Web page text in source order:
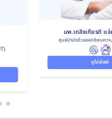
นพ.เถลิงเกียรติ แ
ศูนย์บำบัดด้วยออกซิเจนควา
ดูโปรไฟล์